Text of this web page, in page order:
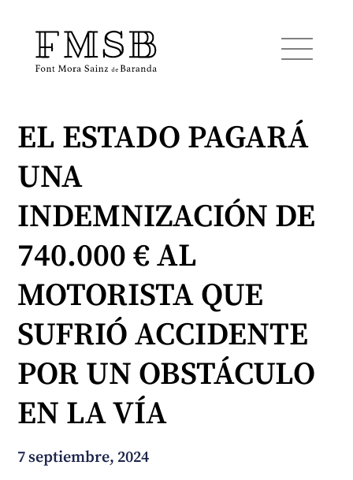
Inicio
Font Mora Sainz de Baranda
Servicios
Noticias
¿En qué podemos ayudarte?
EL ESTADO PAGARÁ
UNA
INDEMNIZACIÓN DE
740.000 € AL
MOTORISTA QUE
SUFRIÓ ACCIDENTE
POR UN OBSTÁCULO
EN LA VÍA
7 septiembre, 2024